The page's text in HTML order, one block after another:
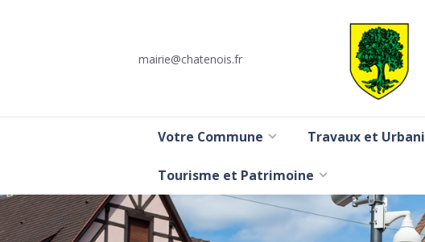
mairie@chatenois.fr
Votre Commune Travaux et
Tourisme et Patrimoine